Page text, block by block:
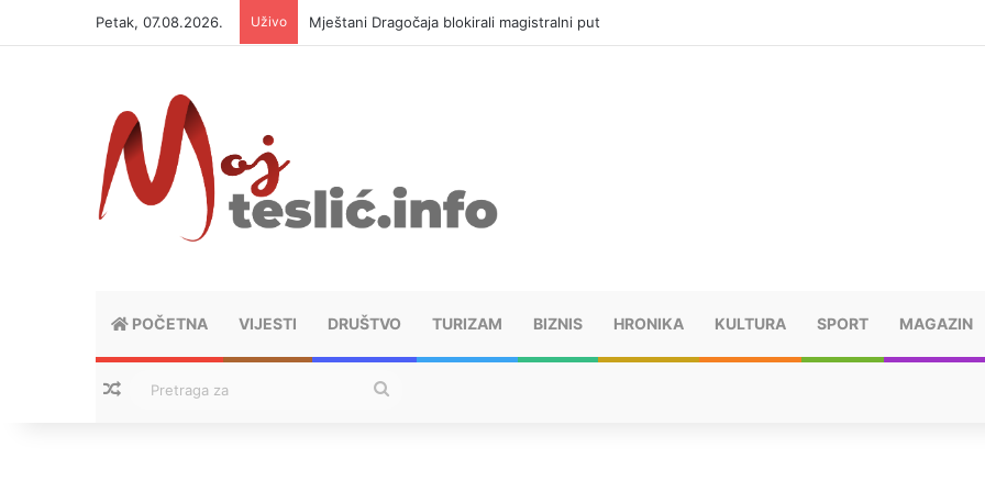
Petak, 07.08.2026. Uživo Helikopter ponovo gasi vatru u selima kod Trebinja
POČETNA VIJESTI DRUŠTVO TURIZAM BIZNIS HRONIKA KULTURA SPORT MAGAZIN
Nasumični tekstovi